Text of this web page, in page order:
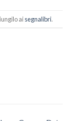
aisegnalibri.